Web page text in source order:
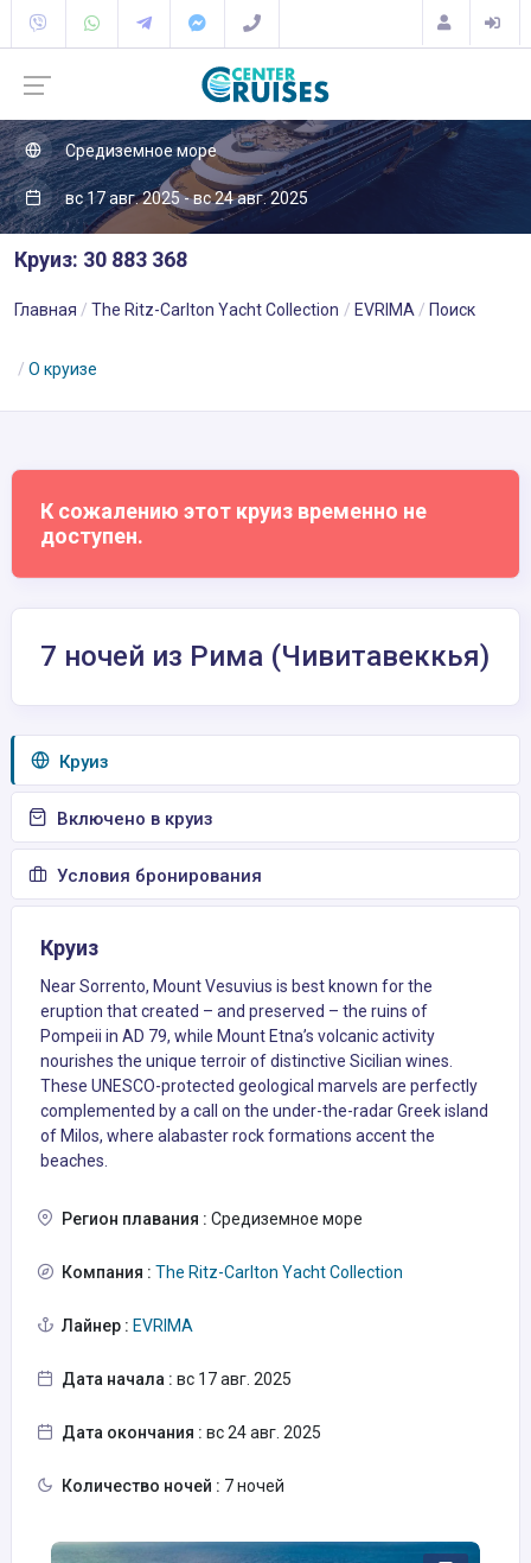
Средиземное море
вс 17 авг. 2025 - вс 24 авг. 2025
Круиз: 30 883 368
Главная The Ritz-Carlton Yacht Collection EVRIMA Поиск
О круизе
К сожалению этот круиз временно не
доступен.
7 ночей из Рима (Чивитавеккья)
Круиз
Включено в круиз
Условия бронирования
Круиз
Near Sorrento, Mount Vesuvius is best known for the
eruption that created – and preserved – the ruins of
Pompeii in AD 79, while Mount Etna’s volcanic activity
nourishes the unique terroir of distinctive Sicilian wines.
These UNESCO-protected geological marvels are perfectly
complemented by a call on the under-the-radar Greek island
of Milos, where alabaster rock formations accent the
beaches.
Регион плавания : Средиземное море
Компания : The Ritz-Carlton Yacht Collection
Лайнер : EVRIMA
Дата начала : вс 17 авг. 2025
Дата окончания : вс 24 авг. 2025
Количество ночей : 7 ночей